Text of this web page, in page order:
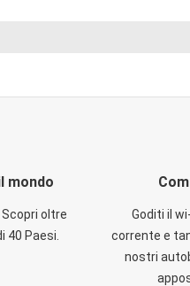
mondo
oltre
40 Paesi.
Goditi il
corrente e
nostri